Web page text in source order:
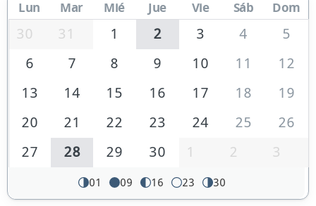
Lun Mar Mié Jue Vie Sáb Dom
30 31 1 2 3 4
5
6
7 8 9 10 11
12
13
14 15 16 17 18
19
20
21 22 23 24 25
26
27
28 29 30 1 2 3
01 09 16 23 30